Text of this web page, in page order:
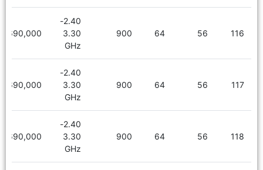
116
56
64
900
2.40-
3.30
GHz
5,690,000
117
56
64
900
2.40-
3.30
GHz
5,690,000
118
56
64
900
2.40-
3.30
GHz
5,690,000